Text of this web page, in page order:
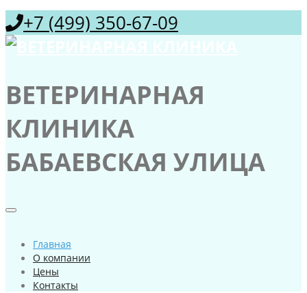
+7 (499) 350-67-09
ВЕТЕРИНАРНАЯ
КЛИНИКА
БАБАЕВСКАЯ УЛИЦА
Главная
О компании
Цены
Контакты